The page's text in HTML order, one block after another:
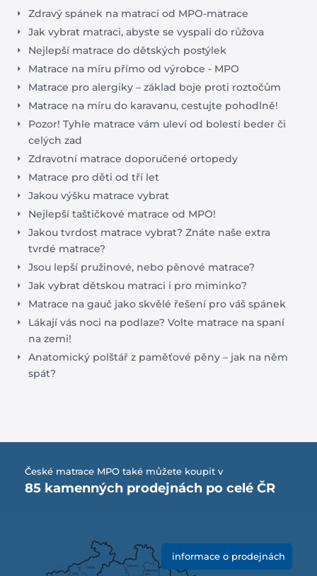
Zdravý spánek na matraci od MPO-matrace
Jak vybrat matraci, abyste se vyspali do růžova
Nejlepší matrace do dětských postýlek
Matrace na míru přímo od výrobce - MPO
Matrace pro alergiky – základ boje proti roztočům
Matrace na míru do karavanu, cestujte pohodlně!
Pozor! Tyhle matrace vám uleví od bolesti beder či
celých zad
Zdravotní matrace doporučené ortopedy
Matrace pro děti od tří let
Jakou výšku matrace vybrat
Nejlepší taštičkové matrace od MPO!
Jakou tvrdost matrace vybrat? Znáte naše extra
tvrdé matrace?
Jsou lepší pružinové, nebo pěnové matrace?
Jak vybrat dětskou matraci i pro miminko?
Matrace na gauč jako skvělé řešení pro váš spánek
Lákají vás noci na podlaze? Volte matrace na spaní
na zemi!
Anatomický polštář z paměťové pěny – jak na něm
spát?
České matrace MPO také můžete koupit v
85 kamenných prodejnách po celé ČR
informace o prodejnách